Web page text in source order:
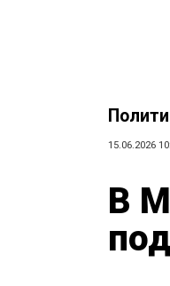
15.06.2026
В